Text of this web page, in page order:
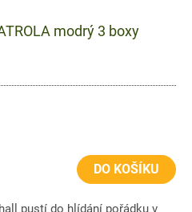
modrý 3 boxy
DO KOŠÍKU
pustí do hlídání pořádku v